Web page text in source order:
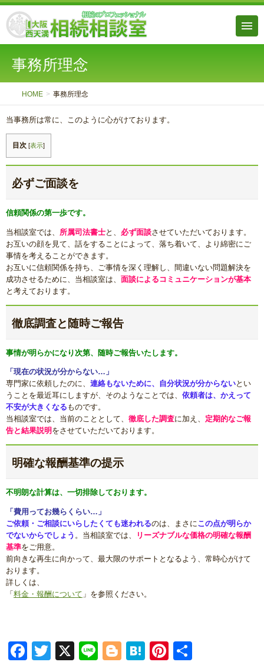
事務所理念
HOME 事務所理念
当事務所は常に、このように心がけております。
目次 [表示]
必ずご面談を
信頼関係の第一歩です。
当相談室では、 所属司法書士と、 必ず面談させていただいております。
お互いの顔を見て、話をすることによって、落ち着いて、より綿密にご
事情を考えることができます。
お互いに信頼関係を持ち、ご事情を深く理解し、間違いない問題解決を
成功させるために、当相談室は、 面談によるコミュニケーションが基本
と考えております。
徹底調査と随時ご報告
事情が明らかになり次第、随時ご報告いたします。
「現在の状況が分からない…」
専門家に依頼したのに、 連絡もないために、自分状況が分からないとい
うことを最近耳にしますが、そのようなことでは、 依頼者は、かえって
不安が大きくなる ものです。
当相談室では、当前のこととして、 徹底した調査に加え、 定期的なご報
告と結果説明 をさせていただいております。
明確な報酬基準の提示
不明朗な計算は、一切排除しております。
「費用ってお幾らくらい…」
ご依頼・ご相談にいらしたくても迷われるのは、まさにこの点が明らか
でないからでしょう 。当相談室では、
リーズナブルな価格の明確な報酬
基準をご用意。
前向きな再生に向かって、最大限のサポートとなるよう、常時心がけて
おります。
詳しくは、
「 料金・報酬について 」を参照ください。
Facebook
Twitter
X LineBlogger
HatenaPinterest